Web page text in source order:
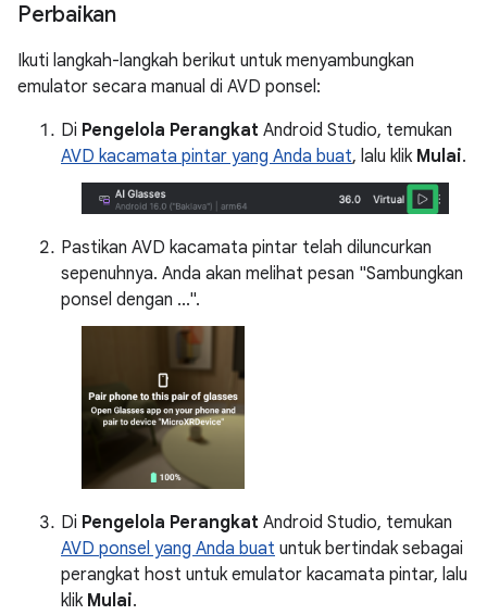
Perbaikan
Ikuti langkah-langkah berikut untuk menyambungkan
emulator secara manual di AVD ponsel:
Di Pengelola Perangkat Android Studio, temukan
AVD kacamata pintar yang Anda buat, lalu klik Mulai.
Pastikan AVD kacamata pintar telah diluncurkan
sepenuhnya. Anda akan melihat pesan "Sambungkan
ponsel dengan ...".
Di Pengelola Perangkat Android Studio, temukan
AVD ponsel yang Anda buat untuk bertindak sebagai
perangkat host untuk emulator kacamata pintar, lalu
klik Mulai.